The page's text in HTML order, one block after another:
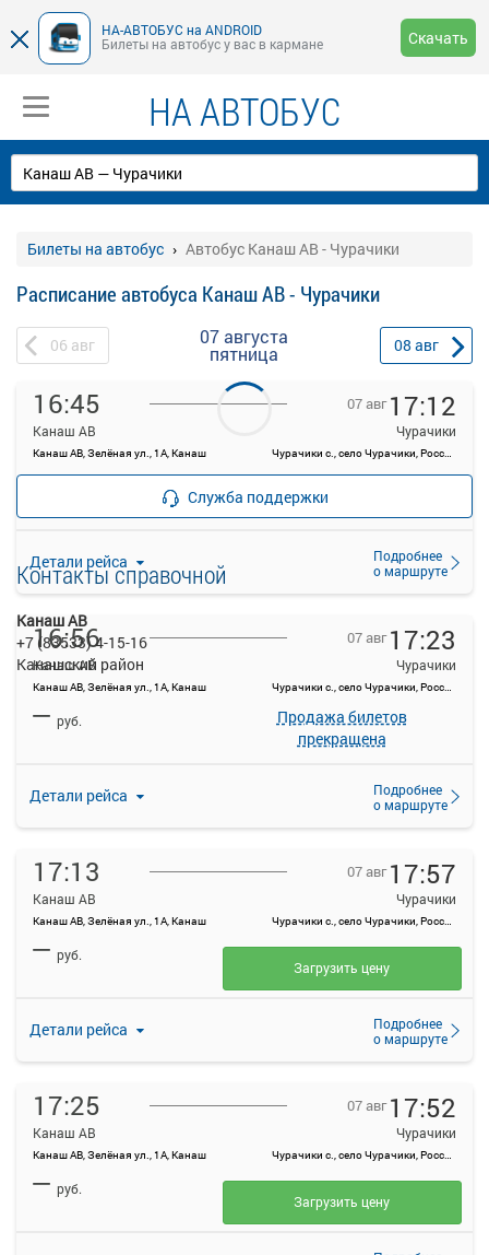
НА-АВТОБУС на ANDROID
Билеты на автобус у вас в кармане
Скачать
НА АВТОБУС
Билеты на автобус Автобус Канаш АВ - Чурачики
Расписание автобуса Канаш АВ - Чурачики
06 авг 07 августа
пятница 08 авг
16:45
Канаш АВ
Канаш АВ, Зелёная ул., 1А, Канаш
07 авг 17:12
Чурачики
Чурачики с., село Чурачики, Россия
Детали рейса
Подробнее
о маршруте
—
Продажа билетов
прекращена
16:56
Канаш АВ
Канаш АВ, Зелёная ул., 1А, Канаш
07 авг 17:23
Чурачики
Чурачики с., село Чурачики, Россия
Детали рейса
Подробнее
о маршруте
— руб.
Продажа билетов
прекращена
17:13
Канаш АВ
Канаш АВ, Зелёная ул., 1А, Канаш
07 авг 17:57
Чурачики
Чурачики с., село Чурачики, Россия
Детали рейса
Подробнее
о маршруте
— руб.
Загрузить цену
17:25
Канаш АВ
Канаш АВ, Зелёная ул., 1А, Канаш
07 авг 17:52
Чурачики
Чурачики с., село Чурачики, Россия
— руб.
Загрузить цену
Служба поддержки
Контакты справочной
Канаш АВ
+7 (83533) 4-15-16
Канашский район